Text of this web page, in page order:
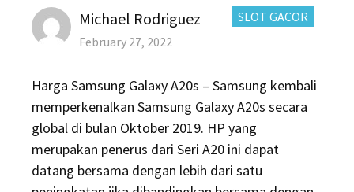
CATEGORIES:
SLOT GACOR
Author
Michael Rodriguez
Posted
February 27, 2022
Harga Samsung Galaxy A20s – Samsung kembali
memperkenalkan Samsung Galaxy A20s secara
global di bulan Oktober 2019. HP yang
merupakan penerus dari Seri A20 ini dapat
datang bersama dengan lebih dari satu